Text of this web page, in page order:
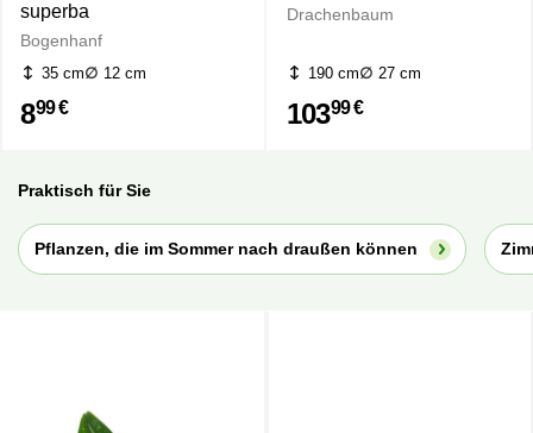
superba
Bogenhanf
35 cm 12 cm
899 €
Drachenbaum
190 cm 27 cm
10399 €
Praktisch für Sie
Pflanzen, die im Sommer nach draußen können